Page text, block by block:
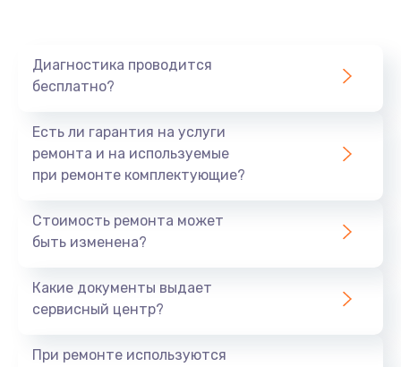
Диагностика проводится
бесплатно?
Есть ли гарантия на услуги
ремонта и на используемые
при ремонте комплектующие?
Стоимость ремонта может
быть изменена?
Какие документы выдает
сервисный центр?
При ремонте используются